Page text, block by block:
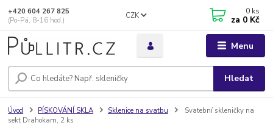
Menu
CZK
Hledat
+420 604 267 825
(Po-Pá, 8-16 hod.)
0 ks
za 0 Kč
Úvod PÍSKOVÁNÍ SKLA Sklenice na svatbu
Svatební skleničky na
sekt Drahokam, 2 ks